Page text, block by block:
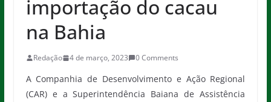
importação do cacau
na Bahia
Redação 4 de março, 2023 0 Comments
A Companhia de Desenvolvimento e Ação Regional
(CAR) e a Superintendência Baiana de Assistência